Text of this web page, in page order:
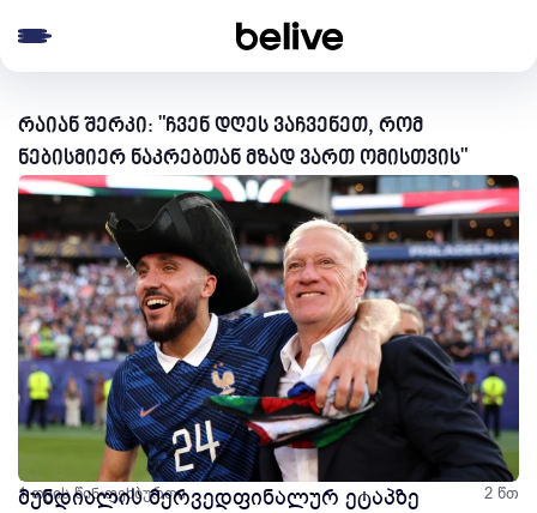
რაიან შერკი: "ჩვენ დღეს ვაჩვენეთ, რომ
ნებისმიერ ნაკრებთან მზად ვართ ომისთვის"
1 თვის წინ ფეხბურთი 2 წთ
მუნდიალის მერვედფინალურ ეტაპზე